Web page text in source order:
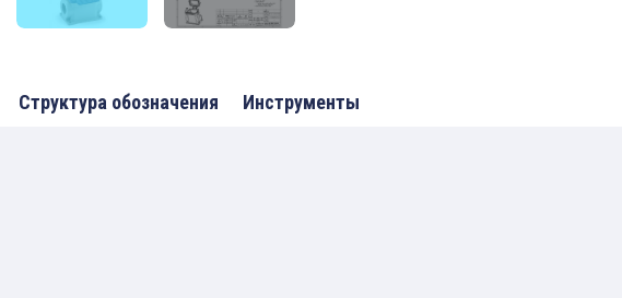
Структура обозначения Инструменты